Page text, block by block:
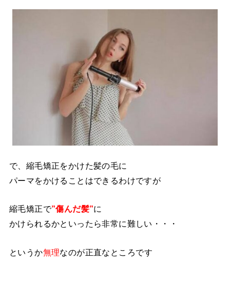
で、縮毛矯正をかけた髪の毛に
パーマをかけることはできるわけですが
縮毛矯正で”傷んだ髪”に
かけられるかといったら非常に難しい・・・
というか無理なのが正直なところです